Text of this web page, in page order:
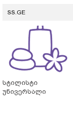
SS.GE
სტილისტი
უნივერსალი